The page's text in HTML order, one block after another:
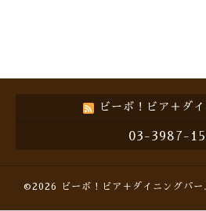
ビーボ！ビア＋ダ
03-3987-
©2026 ビーボ！ビア＋ダイニングバー